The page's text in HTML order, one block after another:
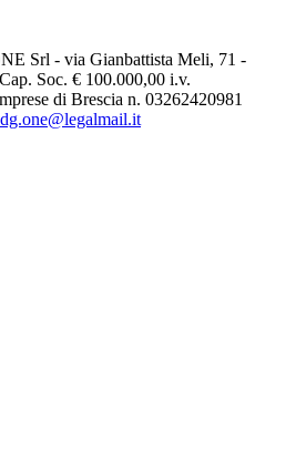
Srl - via Gianbattista Meli, 71 -
Soc. € 100.000,00 i.v.
di Brescia n. 03262420981